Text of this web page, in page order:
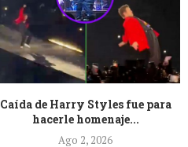
Caída de Harry Styles fue para
hacerle homenaje...
Ago 2, 2026